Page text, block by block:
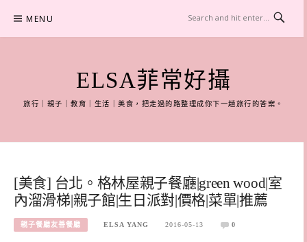
content
MENU
ELSA菲常好攝
旅行｜親子｜教育｜生活｜美食，把走過的路整理成你下一趟旅行的答案。
[美食] 台北。格林屋親子餐廳|green wood|室
內溜滑梯|親子館|生日派對|價格|菜單|推薦
親子餐廳友善餐廳 ELSA YANG 2016-05-13 0